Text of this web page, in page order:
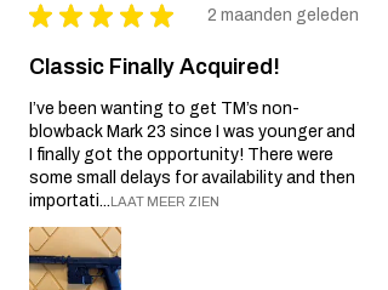
★ ★ ★ ★ ★ 2 maanden geleden
Classic Finally Acquired!
I’ve been wanting to get TM’s non-
blowback Mark 23 since I was younger and
I finally got the opportunity! There were
some small delays for availability and then
importati...LAAT MEER ZIEN